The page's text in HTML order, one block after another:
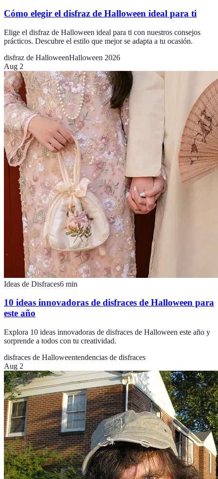
Cómo elegir el disfraz de Halloween ideal para ti
Elige el disfraz de Halloween ideal para ti con nuestros consejos
prácticos. Descubre el estilo que mejor se adapta a tu ocasión.
disfraz de HalloweenHalloween 2026
Aug 2
Ideas de Disfraces6 min
10 ideas innovadoras de disfraces de Halloween para
este año
Explora 10 ideas innovadoras de disfraces de Halloween este año y
sorprende a todos con tu creatividad.
disfraces de Halloweentendencias de disfraces
Aug 2